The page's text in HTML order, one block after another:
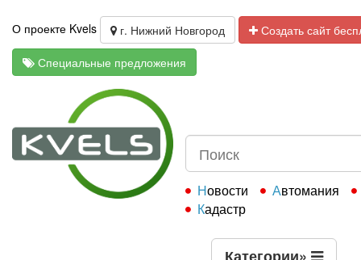
О проекте Kvels г. Нижний Новгород
Создать сайт
Специальные предложения
Новости
Автомания
Кадастр